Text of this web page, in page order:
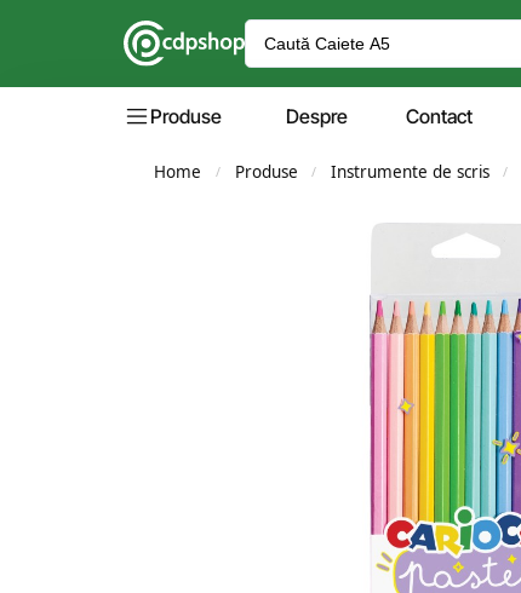
Produse Despre Contact
Home / Produse / Instrumente de scris /